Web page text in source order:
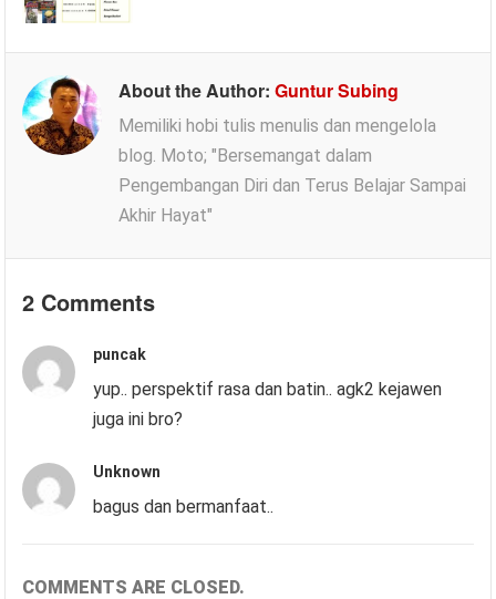
About the Author:Guntur Subing
Memiliki hobi tulis menulis dan mengelola
blog. Moto; "Bersemangat dalam
Pengembangan Diri dan Terus Belajar Sampai
Akhir Hayat"
2 Comments
puncak
yup.. perspektif rasa dan batin.. agk2 kejawen
juga ini bro?
Unknown
bagus dan bermanfaat..
COMMENTS ARE CLOSED.